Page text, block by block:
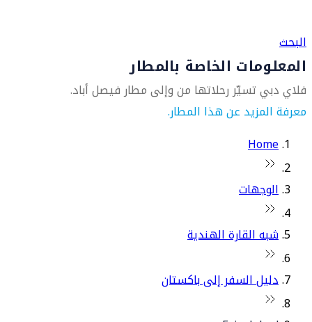
البحث
المعلومات الخاصة بالمطار
فلاي دبي تسيّر رحلاتها من وإلى مطار فيصل أباد.
معرفة المزيد عن هذا المطار.
Home
الوجهات
شبه القارة الهندية
دليل السفر إلى باكستان